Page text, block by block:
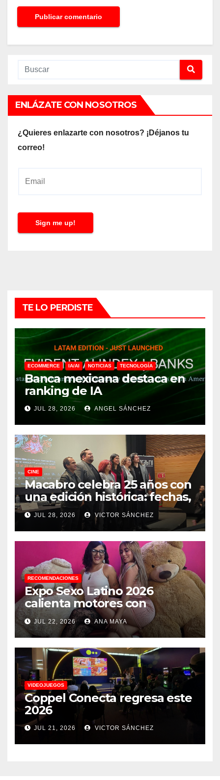
ENLÁZATE CON NOSOTROS
¿Quieres enlazarte con nosotros? ¡Déjanos tu
correo!
l
Sign me up!
TE LO PERDISTE
ECOMMERCE IA/AI NOTICIAS TECNOLOGÍA
Banca mexicana destaca en
ranking de IA
JUL 28, 2026 ANGEL SÁNCHEZ
CINE
Macabro celebra 25 años con
una edición histórica: fechas,
sedes, invitados y todo lo que
debes saber
JUL 28, 2026 VICTOR SÁNCHEZ
RECOMENDACIONES
Expo Sexo Latino 2026
calienta motores con
conferencia de prensa y
anuncia actividades para
todos los gustos
JUL 22, 2026 ANA MAYA
VIDEOJUEGOS
Coppel Conecta regresa este
2026
JUL 21, 2026 VICTOR SÁNCHEZ